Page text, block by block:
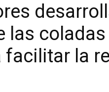
las
facilitar la